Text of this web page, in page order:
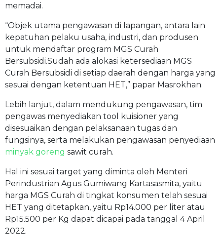
memadai.
“Objek utama pengawasan di lapangan, antara lain
kepatuhan pelaku usaha, industri, dan produsen
untuk mendaftar program MGS Curah
Bersubsidi.Sudah ada alokasi ketersediaan MGS
Curah Bersubsidi di setiap daerah dengan harga yang
sesuai dengan ketentuan HET,” papar Masrokhan.
Lebih lanjut, dalam mendukung pengawasan, tim
pengawas menyediakan tool kuisioner yang
disesuaikan dengan pelaksanaan tugas dan
fungsinya, serta melakukan pengawasan penyediaan
minyak goreng sawit curah.
Hal ini sesuai target yang diminta oleh Menteri
Perindustrian Agus Gumiwang Kartasasmita, yaitu
harga MGS Curah di tingkat konsumen telah sesuai
HET yang ditetapkan, yaitu Rp14.000 per liter atau
Rp15.500 per Kg dapat dicapai pada tanggal 4 April
2022.